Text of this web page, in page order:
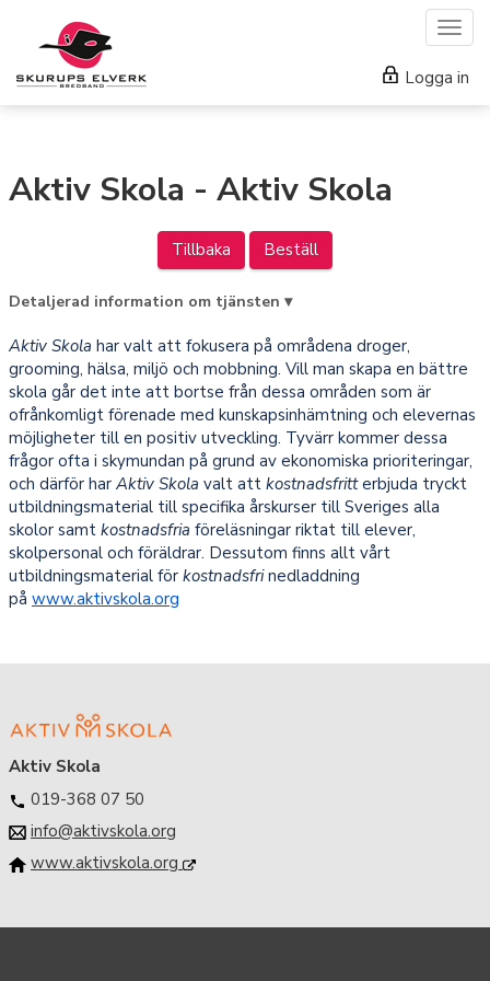
Logga in
Aktiv Skola - Aktiv Skola
Tillbaka Beställ
Detaljerad information om tjänsten ▾
Aktiv Skola har valt att fokusera på områdena droger,
grooming, hälsa, miljö och mobbning. Vill man skapa en bättre
skola går det inte att bortse från dessa områden som är
ofrånkomligt förenade med kunskapsinhämtning och elevernas
möjligheter till en positiv utveckling. Tyvärr kommer dessa
frågor ofta i skymundan på grund av ekonomiska prioriteringar,
och därför har Aktiv Skola valt att kostnadsfritterbjuda tryckt
utbildningsmaterial till specifika årskurser till Sveriges alla
skolor samt kostnadsfria föreläsningar riktat till elever,
skolpersonal och föräldrar. Dessutom finns allt vårt
utbildningsmaterial för kostnadsfrinedladdning
på www.aktivskola.org
Aktiv Skola
019-368 07 50
info@aktivskola.org
www.aktivskola.org